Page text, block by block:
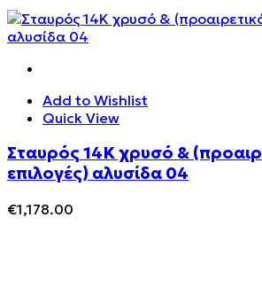
Add to Wishlist
Quick View
Σταυρός 14Κ χρυσό &
επιλογές) αλυσίδα 04
€1,178.00